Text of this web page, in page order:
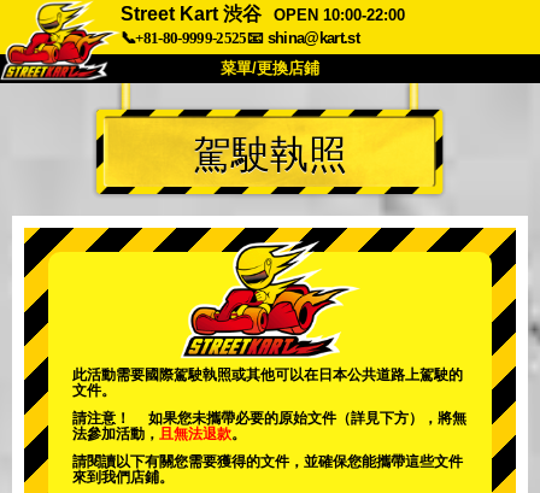
Street Kart 渋谷
OPEN 10:00-22:00
📞+81-80-9999-2525📧 shina@kart.st
菜單/更換店鋪
首頁
關於 規格 價格
公司 預訂
更換店鋪
東京 秋葉原 #2 東京 澀谷
東京 澀谷附店
東京 淺草
沖繩
駕駛執照
此活動需要國際駕駛執照或其他可以在日本公共道路上駕駛的
文件。
請注意！ 如果您未攜帶必要的原始文件（詳見下方），將無
法參加活動， 且無法退款。
請閱讀以下有關您需要獲得的文件，並確保您能攜帶這些文件
來到我們店鋪。